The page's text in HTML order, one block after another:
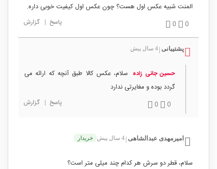
المنت شبیه عکس اول هست؟ چون عکس اول کیفیت خوبی داره.
0
0 پاسخ | گزارش
پشتیبانی 4 سال پیش
حسین جانی زاده سلام، عکس کالا طبق آنچه که ارائه می
گردد بوده و مغایرتی ندارد
0
0 پاسخ | گزارش
امیرمهدی عبدالشاهی 4 سال پیش خریدار
سلام، قطر دو سرش هر کدام چند میلی متر است؟